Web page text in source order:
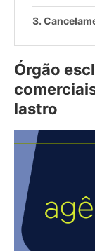
Órgão
lastro